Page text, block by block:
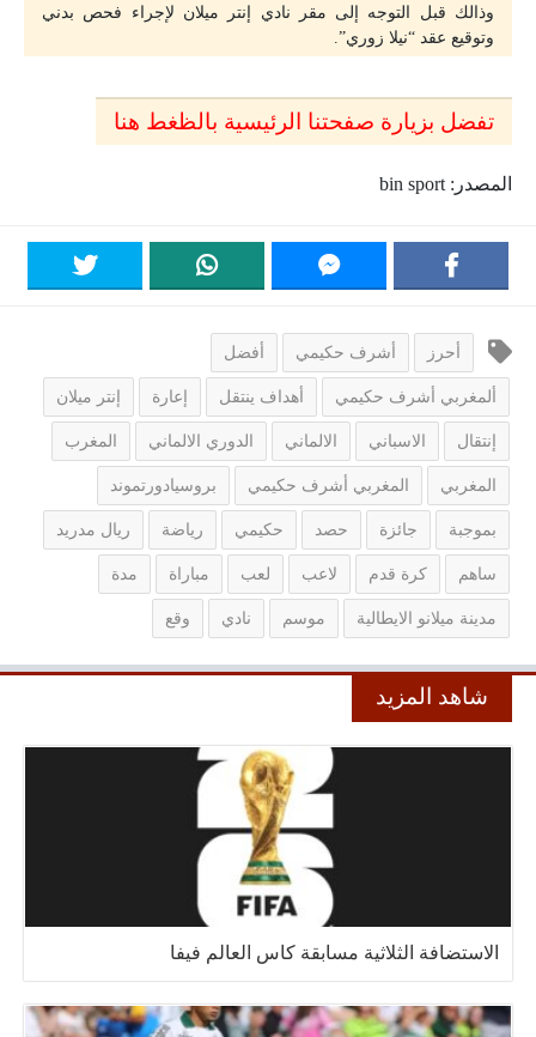
وذالك قبل التوجه إلى مقر نادي إنتر ميلان لإجراء فحص بدني
وتوقيع عقد “نيلا زوري”.
تفضل بزيارة صفحتنا الرئيسية بالظغط هنا
المصدر: bin sport
أحرز أشرف حكيمي أفضل
ألمغربي أشرف حكيمي أهداف ينتقل إعارة إنتر ميلان
إنتقال الاسباني الالماني الدوري الالماني المغرب
المغربي المغربي أشرف حكيمي بروسيادورتموند
بموجبة جائزة حصد حكيمي رياضة ريال مدريد
ساهم كرة قدم لاعب لعب مباراة مدة
مدينة ميلانو الايطالية موسم نادي وقع
شاهد المزيد
الاستضافة الثلاثية مسابقة كاس العالم فيفا